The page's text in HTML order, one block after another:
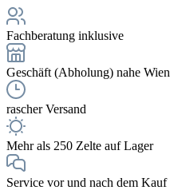
Fachberatung inklusive
Geschäft (Abholung) nahe Wien
rascher Versand
Mehr als 250 Zelte auf Lager
Service vor und nach dem Kauf